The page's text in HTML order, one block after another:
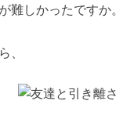
難しかったですか
、